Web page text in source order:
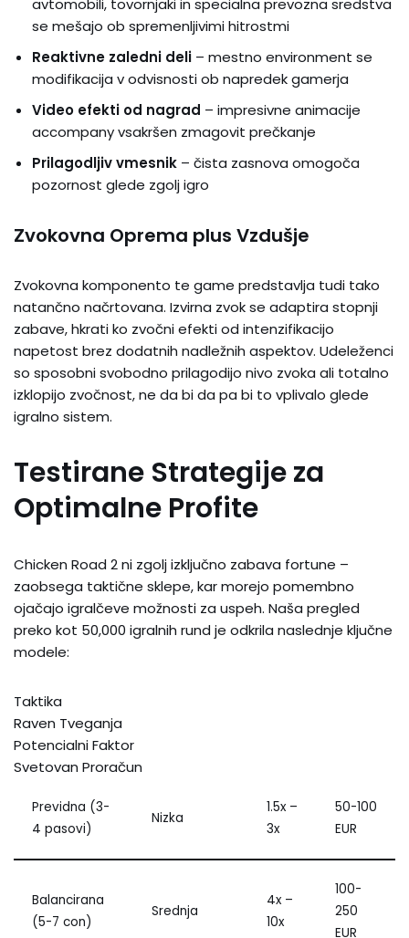
avtomobili, tovornjaki in specialna prevozna sredstva
se mešajo ob spremenljivimi hitrostmi
Reaktivne zaledni deli – mestno environment se
modifikacija v odvisnosti ob napredek gamerja
Video efekti od nagrad – impresivne animacije
accompany vsakršen zmagovit prečkanje
Prilagodljiv vmesnik – čista zasnova omogoča
pozornost glede zgolj igro
Zvokovna Oprema plus Vzdušje
Zvokovna komponento te game predstavlja tudi tako
natančno načrtovana. Izvirna zvok se adaptira stopnji
zabave, hkrati ko zvočni efekti od intenzifikacijo
napetost brez dodatnih nadležnih aspektov. Udeleženci
so sposobni svobodno prilagodijo nivo zvoka ali totalno
izklopijo zvočnost, ne da bi da pa bi to vplivalo glede
igralno sistem.
Testirane Strategije za
Optimalne Profite
Chicken Road 2 ni zgolj izključno zabava fortune –
zaobsega taktične sklepe, kar morejo pomembno
ojačajo igralčeve možnosti za uspeh. Naša pregled
preko kot 50,000 igralnih rund je odkrila naslednje ključne
modele:
Taktika
Raven Tveganja
Potencialni Faktor
Svetovan Proračun
Previdna (3-
4 pasovi)
Nizka
1.5x –
3x
50-100
EUR
Balancirana
(5-7 con)
Srednja
4x –
10x
100-
250
EUR